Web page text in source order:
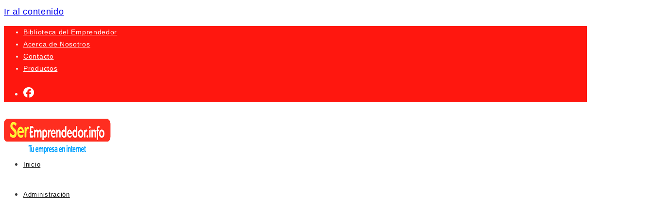
Ir al contenido
Biblioteca del Emprendedor
Acerca de Nosotros
Contacto
Productos
Inicio
Administración